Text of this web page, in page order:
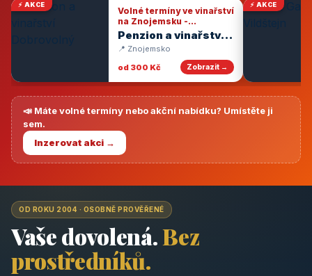
⚡ AKCE
Volné termíny ve vinařství
na Znojemsku -
degustace vín
Penzion a vinařství
Dobrovolný
📍 Znojemsko
od 300 Kč
Zobrazit →
⚡ AKCE
📣 Máte volné termíny nebo akční nabídku? Umístěte ji
sem.
Inzerovat akci →
OD ROKU 2004 · OSOBNĚ PROVĚŘENÉ
Vaše dovolená.Bez
prostředníků.